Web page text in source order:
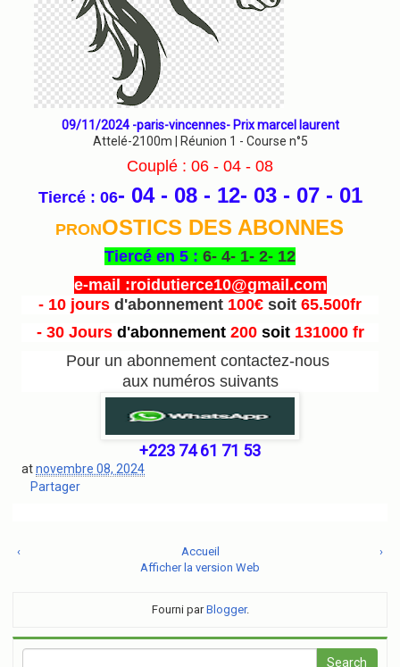
09/11/2024 -paris-vincennes- Prix marcel laurent
Attelé-2100m | Réunion 1 - Course n°5
Couplé : 06 - 04 - 08
Tiercé : 06- 04 - 08 - 12- 03 - 07- 01
PRONOSTICS DES ABONNES
Tiercé en 5 : 6- 4- 1- 2- 12
e-mail :roidutierce10@gmail.com
- 10 jours d'abonnement 100€ soit 65.500fr
- 30 Jours d'abonnement200 soit131000 fr
Pour un abonnement contactez-nous
aux numéros suivants
+223 74 61 71 53
atnovembre 08, 2024
Partager
‹ ›
Accueil
Afficher la version Web
Fourni parBlogger.